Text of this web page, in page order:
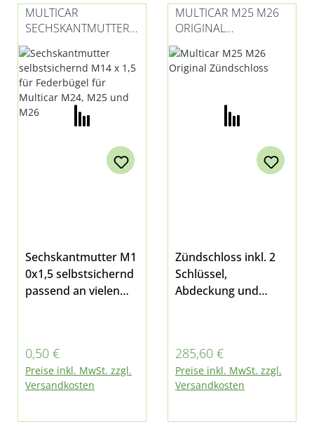
MULTICAR
SECHSKANTMUTTER
M10
SELBSTSICHERND
Sechskantmutter M1
0x1,5 selbstsichernd
passend an vielen
Regulärer Preis:
0,50 €
Preise inkl. MwSt. zzgl.
Versandkosten
MULTICAR M25 M26
ORIGINAL
ZÜNDSCHLOSS
Zündschloss inkl. 2
Schlüssel,
Abdeckung und
passend für Multicar
M25 und M26 - alle
Modelle
Regulärer Preis:
285,60 €
Preise inkl. MwSt. zzgl.
Versandkosten